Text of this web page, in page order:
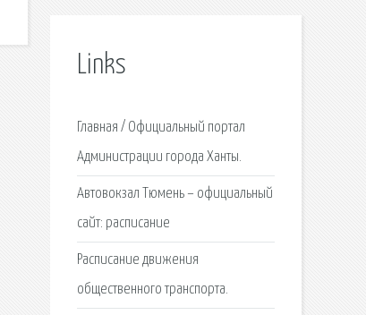
Links
Главная / Официальный портал
Администрации города Ханты.
Автовокзал Тюмень – официальный
сайт: расписание
Расписание движения
общественного транспорта.